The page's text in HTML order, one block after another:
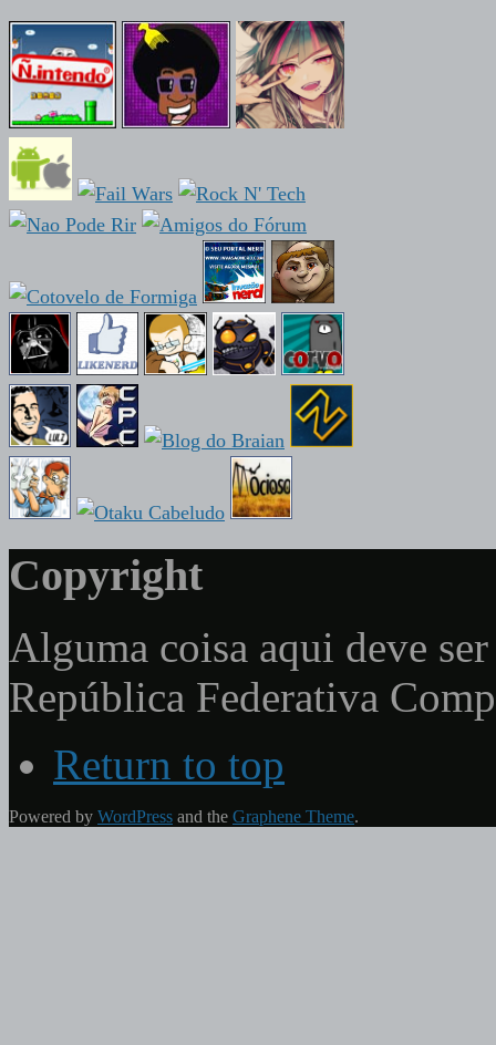
Copyright
Alguma coisa aqui deve
República Federativa
Return to top
Powered by WordPress and the Graphene Theme.